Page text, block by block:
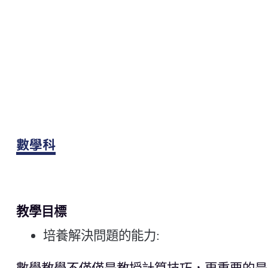
數學科
教學目標
培養解決問題的能力: